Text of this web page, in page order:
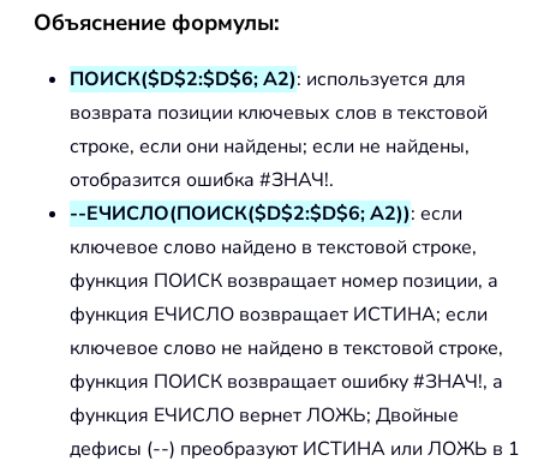
Объяснение формулы:
ПОИСК($D$2:$D$6; A2): используется для
возврата позиции ключевых слов в текстовой
строке, если они найдены; если не найдены,
отобразится ошибка #ЗНАЧ!.
--ЕЧИСЛО(ПОИСК($D$2:$D$6; A2)): если
ключевое слово найдено в текстовой строке,
функция ПОИСК возвращает номер позиции, а
функция ЕЧИСЛО возвращает ИСТИНА; если
ключевое слово не найдено в текстовой строке,
функция ПОИСК возвращает ошибку #ЗНАЧ!, а
функция ЕЧИСЛО вернет ЛОЖЬ; Двойные
дефисы (--) преобразуют ИСТИНА или ЛОЖЬ в 1